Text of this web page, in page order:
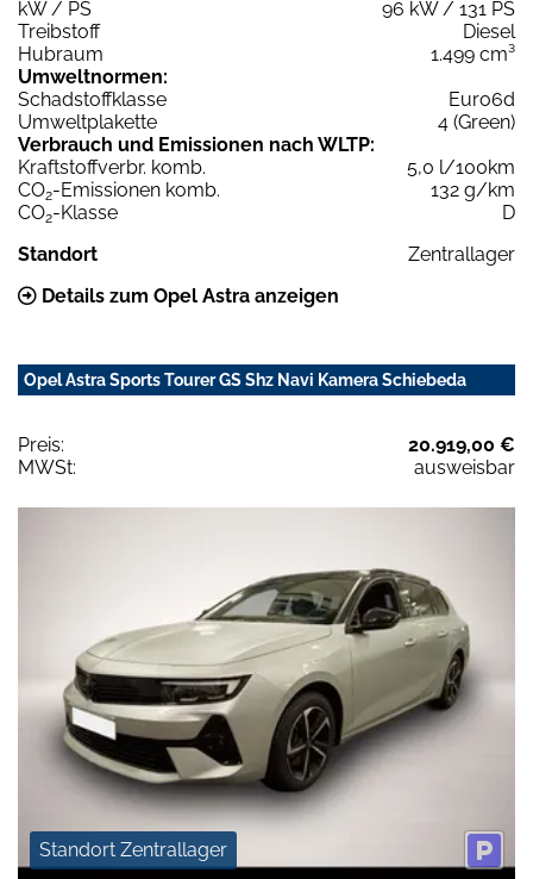
kW / PS
96 kW / 131 PS
Treibstoff
Diesel
Hubraum
1.499 cm³
Umweltnormen:
Schadstoffklasse
Euro6d
Umweltplakette
4 (Green)
Verbrauch und Emissionen nach WLTP:
Kraftstoffverbr. komb.
5,0 l/100km
CO2-Emissionen komb.
132 g/km
CO2-Klasse
D
Standort
Zentrallager
Details zum Opel Astra anzeigen
Opel Astra Sports Tourer GS Shz Navi Kamera Schiebeda
Preis:
20.919,00 €
MWSt:
ausweisbar
Standort Zentrallager